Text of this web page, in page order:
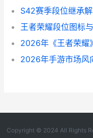
S42赛季段位继承
王者荣耀段位图标
2026年《王者荣耀
Copyright © 2024 All Rights